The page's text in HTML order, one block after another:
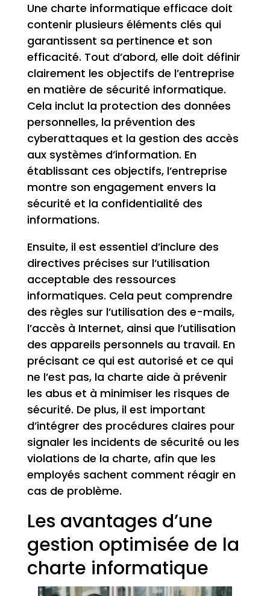
Une charte informatique efficace doit
contenir plusieurs éléments clés qui
garantissent sa pertinence et son
efficacité. Tout d’abord, elle doit définir
clairement les objectifs de l’entreprise
en matière de sécurité informatique.
Cela inclut la protection des données
personnelles, la prévention des
cyberattaques et la gestion des accès
aux systèmes d’information. En
établissant ces objectifs, l’entreprise
montre son engagement envers la
sécurité et la confidentialité des
informations.
Ensuite, il est essentiel d’inclure des
directives précises sur l’utilisation
acceptable des ressources
informatiques. Cela peut comprendre
des règles sur l’utilisation des e-mails,
l’accès à Internet, ainsi que l’utilisation
des appareils personnels au travail. En
précisant ce qui est autorisé et ce qui
ne l’est pas, la charte aide à prévenir
les abus et à minimiser les risques de
sécurité. De plus, il est important
d’intégrer des procédures claires pour
signaler les incidents de sécurité ou les
violations de la charte, afin que les
employés sachent comment réagir en
cas de problème.
Les avantages d’une
gestion optimisée de la
charte informatique